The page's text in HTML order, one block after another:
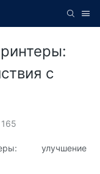
с
165
улучшение